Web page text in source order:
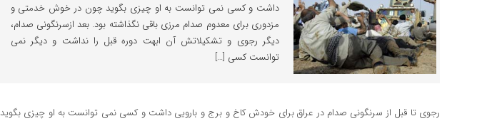
داشت و کسی نمی توانست به او چیزی بگوید چون در خوش خدمتی و
مزدوری برای معدوم صدام مرزی باقی نگذاشته بود. بعد ازسرنگونی صدام،
دیگر رجوی و تشکیلاتش آن ابهت دوره قبل را نداشت و دیگر نمی
توانست کسی […]
رجوی تا قبل از سرنگونی صدام در عراق برای خودش کاخ و برج و بارویی داشت و کسی نمی توانست به او چیزی بگوید